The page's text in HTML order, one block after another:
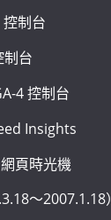
制台
台
4 控制台
Insights
頁時光機
～2007.1.18）